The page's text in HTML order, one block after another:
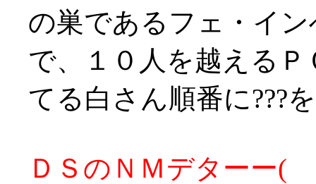
の巣であるフェ・イン
で、１０人を越える
てる白さん順番に???
ＤＳのＮＭデター